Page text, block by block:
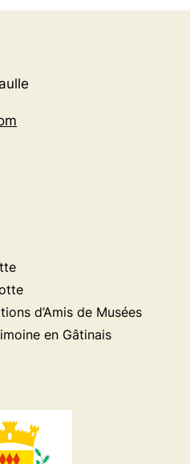
d’Amis de Musées
en Gâtinais